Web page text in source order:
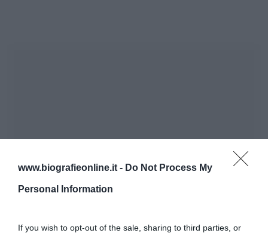
www.biografieonline.it - Do Not Process My
Personal Information
If you wish to opt-out of the sale, sharing to third parties, or